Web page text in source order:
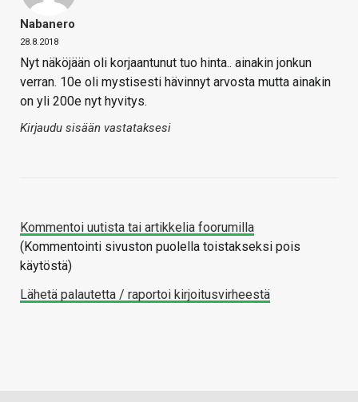
Nabanero
28.8.2018
Nyt näköjään oli korjaantunut tuo hinta.. ainakin jonkun
verran. 10e oli mystisesti hävinnyt arvosta mutta ainakin
on yli 200e nyt hyvitys.
Kirjaudu sisään vastataksesi
Kommentoi uutista tai artikkelia foorumilla
(Kommentointi sivuston puolella toistakseksi pois
käytöstä)
Lähetä palautetta / raportoi kirjoitusvirheestä